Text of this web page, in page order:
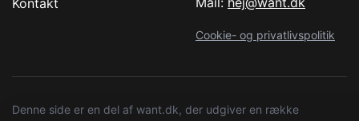
Kontakt
Cookie- og privatlivspolitik
Denne side er en del af want.dk, der udgiver en række